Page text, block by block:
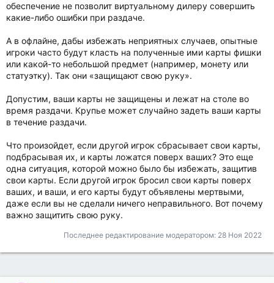
обеспечение не позволит виртуальному дилеру совершить
какие-либо ошибки при раздаче.
А в офлайне, дабы избежать неприятных случаев, опытные
игроки часто будут класть на полученные ими карты фишки
или какой-то небольшой предмет (например, монету или
статуэтку). Так они «защищают свою руку».
Допустим, ваши карты не защищены и лежат на столе во
время раздачи. Крупье может случайно задеть ваши карты
в течение раздачи.
Что произойдет, если другой игрок сбрасывает свои карты,
подбрасывая их, и карты ложатся поверх ваших? Это еще
одна ситуация, которой можно было бы избежать, защитив
свои карты. Если другой игрок бросил свои карты поверх
ваших, и ваши, и его карты будут объявлены мертвыми,
даже если вы не сделали ничего неправильного. Вот почему
важно защитить свою руку.
Последнее редактирование модератором: 28 Ноя 2022